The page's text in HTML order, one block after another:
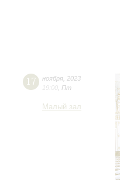
17 ноября 2023
19:00 Пт
Малый зал